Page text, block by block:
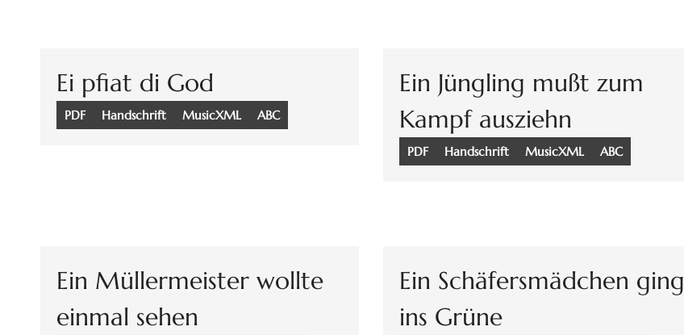
Ei pfiat di God
PDF Handschrift MusicXML ABC
Ein Jüngling mußt zum
Kampf ausziehn
PDF Handschrift MusicXML ABC
Ein Müllermeister wollte
einmal sehen
Ein Schäfersmädchen ging
ins Grüne